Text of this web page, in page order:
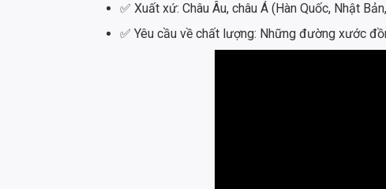
✅ Xuất xứ: Châu Âu, châu Á (Hàn Quốc, Nhật
✅ Yêu cầu về chất lượng: Những đường xước